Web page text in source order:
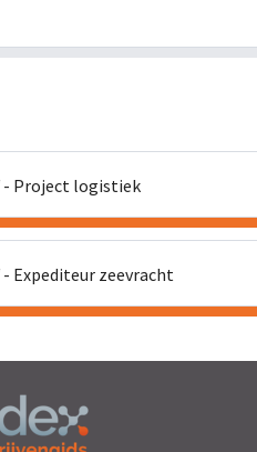
- Project logistiek
Expediteur zeevracht